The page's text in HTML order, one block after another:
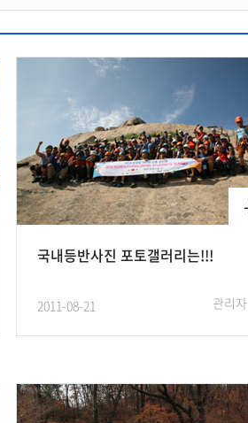
국내등반사진 포토갤러리는!!!
2011-08-21 관리자